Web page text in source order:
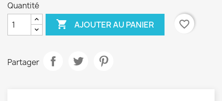
Quantité
 AJOUTER AU PANIER favorite_border
Partager